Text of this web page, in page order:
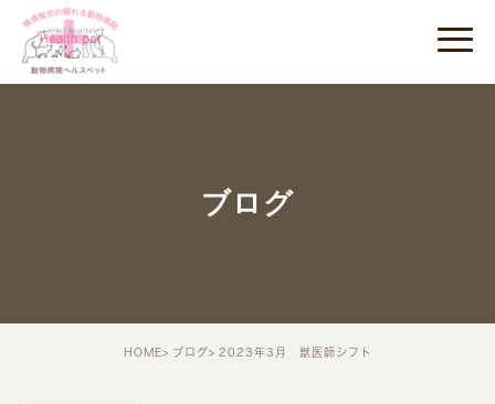
ブログ
HOME ブログ 2023年3月 獣医師シフト